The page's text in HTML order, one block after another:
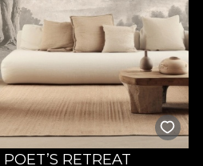
evidenta latura feminina si
un temperament pozitiv,
tehnicile de pictura devin astfel
cu texturi ce au un aspect
un sentiment, despre o stare de
sa te bucuri de micile placeri.
liniste, caldura,
RETREAT